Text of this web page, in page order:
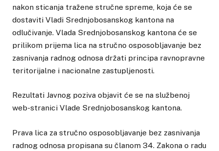
nakon sticanja tražene stručne spreme, koja će se
dostaviti Vladi Srednjobosanskog kantona na
odlučivanje. Vlada Srednjobosanskog kantona će se
prilikom prijema lica na stručno osposobljavanje bez
zasnivanja radnog odnosa držati principa ravnopravne
teritorijalne i nacionalne zastupljenosti.
Rezultati Javnog poziva objavit će se na službenoj
web-stranici Vlade Srednjobosanskog kantona.
Prava lica za stručno osposobljavanje bez zasnivanja
radnog odnosa propisana su članom 34. Zakona o radu